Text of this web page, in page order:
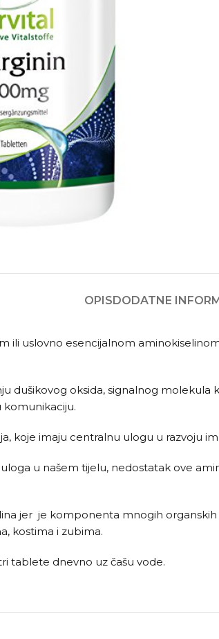
OPISDODATNE
ili uslovno esencijalnom
dušikovog oksida, signalnog
komunikaciju.
koje imaju centralnu ulogu u razvoju
u našem tijelu, nedostatak ove
jer je komponenta mnogih
kostima i zubima.
tablete dnevno uz čašu vode.